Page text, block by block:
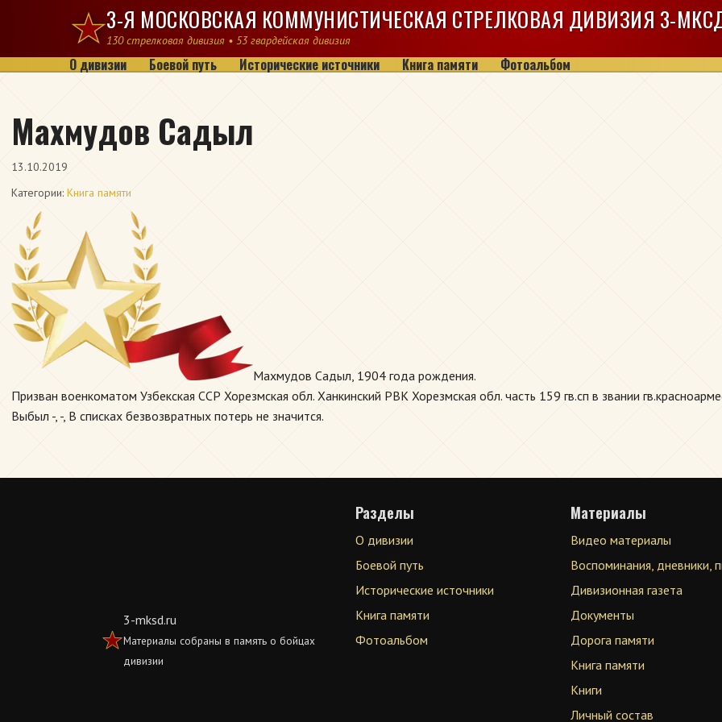
Перейти к содержимому3-Я МОСКОВСКАЯ КОММУНИСТИЧЕСКАЯ СТРЕЛКОВАЯ ДИВИЗИЯ 3-
130 стрелковая дивизия • 53 гвардейская дивизия
О дивизии Боевой путь Исторические источники Книга памяти Фотоальбом
Махмудов Садыл
13.10.2019
Категории: Книга памяти
Махмудов Садыл, 1904 года рождения.
Призван военкоматом Узбекская ССР Хорезмская обл. Ханкинский РВК Хорезмская обл. часть 159 гв.сп в звании
Выбыл -, -, В списках безвозвратных потерь не значится.
3-mksd.ru
Материалы собраны в память о бойцах
дивизии
Разделы
О дивизии
Боевой путь
Исторические источники
Книга памяти
Фотоальбом
Материалы
Видео материалы
Воспоминания, дневники,
Дивизионная газета
Документы
Дорога памяти
Книга памяти
Книги
Личный состав